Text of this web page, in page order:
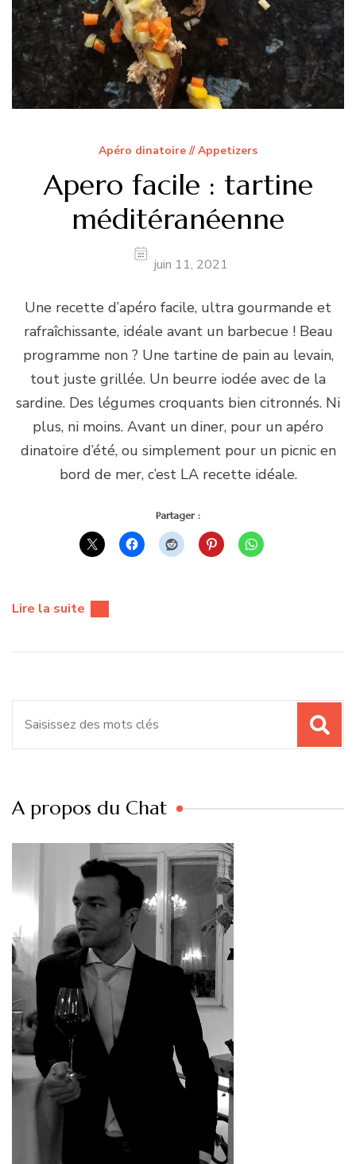
Apéro dinatoire // Appetizers
Apero facile : tartine
méditéranéenne
juin 11, 2021
Une recette d’apéro facile, ultra gourmande et
rafraîchissante, idéale avant un barbecue ! Beau
programme non ? Une tartine de pain au levain,
tout juste grillée. Un beurre iodée avec de la
sardine. Des légumes croquants bien citronnés. Ni
plus, ni moins. Avant un diner, pour un apéro
dinatoire d’été, ou simplement pour un picnic en
bord de mer, c’est LA recette idéale.
Partager :
Lire la suite
A propos du Chat